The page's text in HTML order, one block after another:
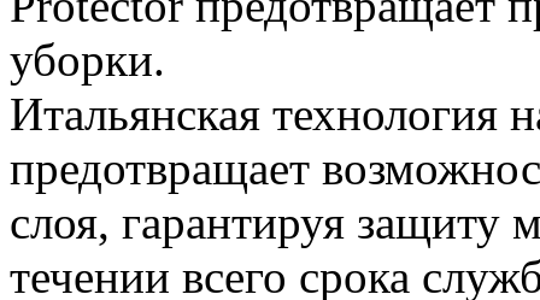
уборки.
Итальянская технология
предотвращает
слоя, гарантируя защиту
течении всего срока